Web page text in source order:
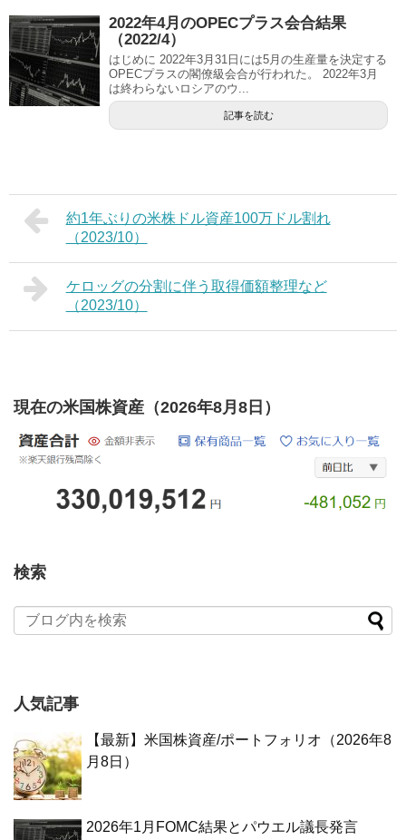
2022年4月のOPECプラス会合結果
（2022/4）
はじめに 2022年3月31日には5月の生産量を決定する
OPECプラスの閣僚級会合が行われた。 2022年3月
は終わらないロシアのウ...
記事を読む
約1年ぶりの米株ドル資産100万ドル割れ
（2023/10）
ケロッグの分割に伴う取得価額整理など
（2023/10）
現在の米国株資産（2026年8月8日）
検索
人気記事
【最新】米国株資産/ポートフォリオ（2026年8
月8日）
2026年1月FOMC結果とパウエル議長発言